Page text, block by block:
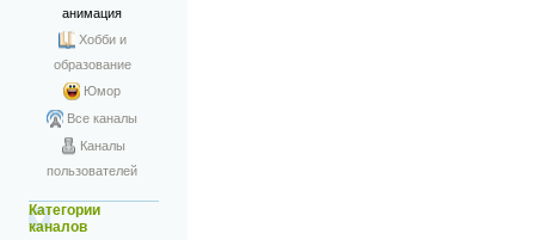
анимация
Хобби и
образование
Юмор
Все каналы
Каналы
пользователей
Категории
каналов